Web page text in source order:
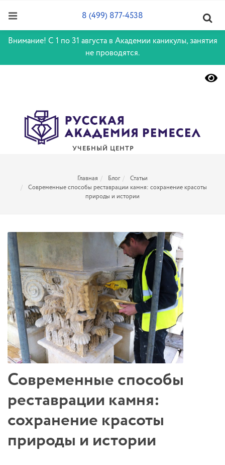
Внимание! С 1 по 31 августа в Академии каникулы, занятия
не проводятся.
УЧЕБНЫЙ ЦЕНТР
8 (499) 877-4538
Главная Блог
Статьи
Современные способы реставрации камня: сохранение красоты
природы и истории
Современные способы
реставрации камня:
сохранение красоты
природы и истории